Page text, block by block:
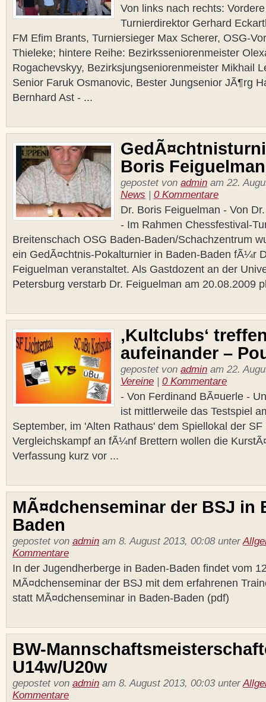
Von links nach rechts:
Turnierdirektor Gerhard
FM Efim Brants, Turniersieger Max Scherer, OSG-
Thieleke; hintere Reihe: Bezirksseniorenmeister
Rogachevskyy, Bezirksjungseniorenmeister Mikhail
Senior Faruk Osmanovic, Bester Jungsenior JÃ¶rg
Bernhard Ast - ...
Boris Feiguelman
gepostet von admin am 22.
News
0 Kommentare
Dr. Boris Feiguelman - Von
- Im Rahmen Chessfestival-
Breitenschach OSG Baden-Baden/Schachzentrum
ein GedÃ¤chtnis-Pokalturnier in Baden-Baden fÃ¼r
Feiguelman veranstaltet. Als Gastdozent an der
Petersburg verstarb Dr. Feiguelman am 20.08.2009
‚Kultclubs‘
aufeinander –
gepostet von admin am 22.
Vereine
0 Kommentare
- Von Ferdinand BÃ¤uerle -
ist mittlerweile das Testspiel
September, im 'Alten Rathaus' dem Spiellokal der
Vergleichskampf an fÃ¼nf Brettern wollen die
Verfassung kurz vor ...
MÃ¤dchenseminar der BSJ in
Baden
gepostet von admin am 8. August 2013, 00:08 unter
Kommentare
In der Jugendherberge in Baden-Baden findet vom
MÃ¤dchenseminar der BSJ mit dem erfahrenen
statt MÃ¤dchenseminar in Baden-Baden (pdf)
BW-
U14w/U20w
gepostet von admin am 8. August 2013, 00:03 unter
Kommentare